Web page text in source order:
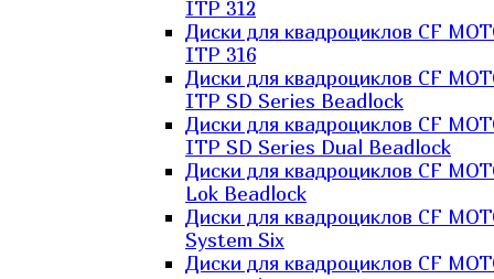
ITP 312
Диски для квадроциклов CF
ITP 316
Диски для квадроциклов CF
ITP SD Series Beadlock
Диски для квадроциклов CF
ITP SD Series Dual Beadlock
Диски для квадроциклов CF
Lok Beadlock
Диски для квадроциклов CF
System Six
Диски для квадроциклов CF